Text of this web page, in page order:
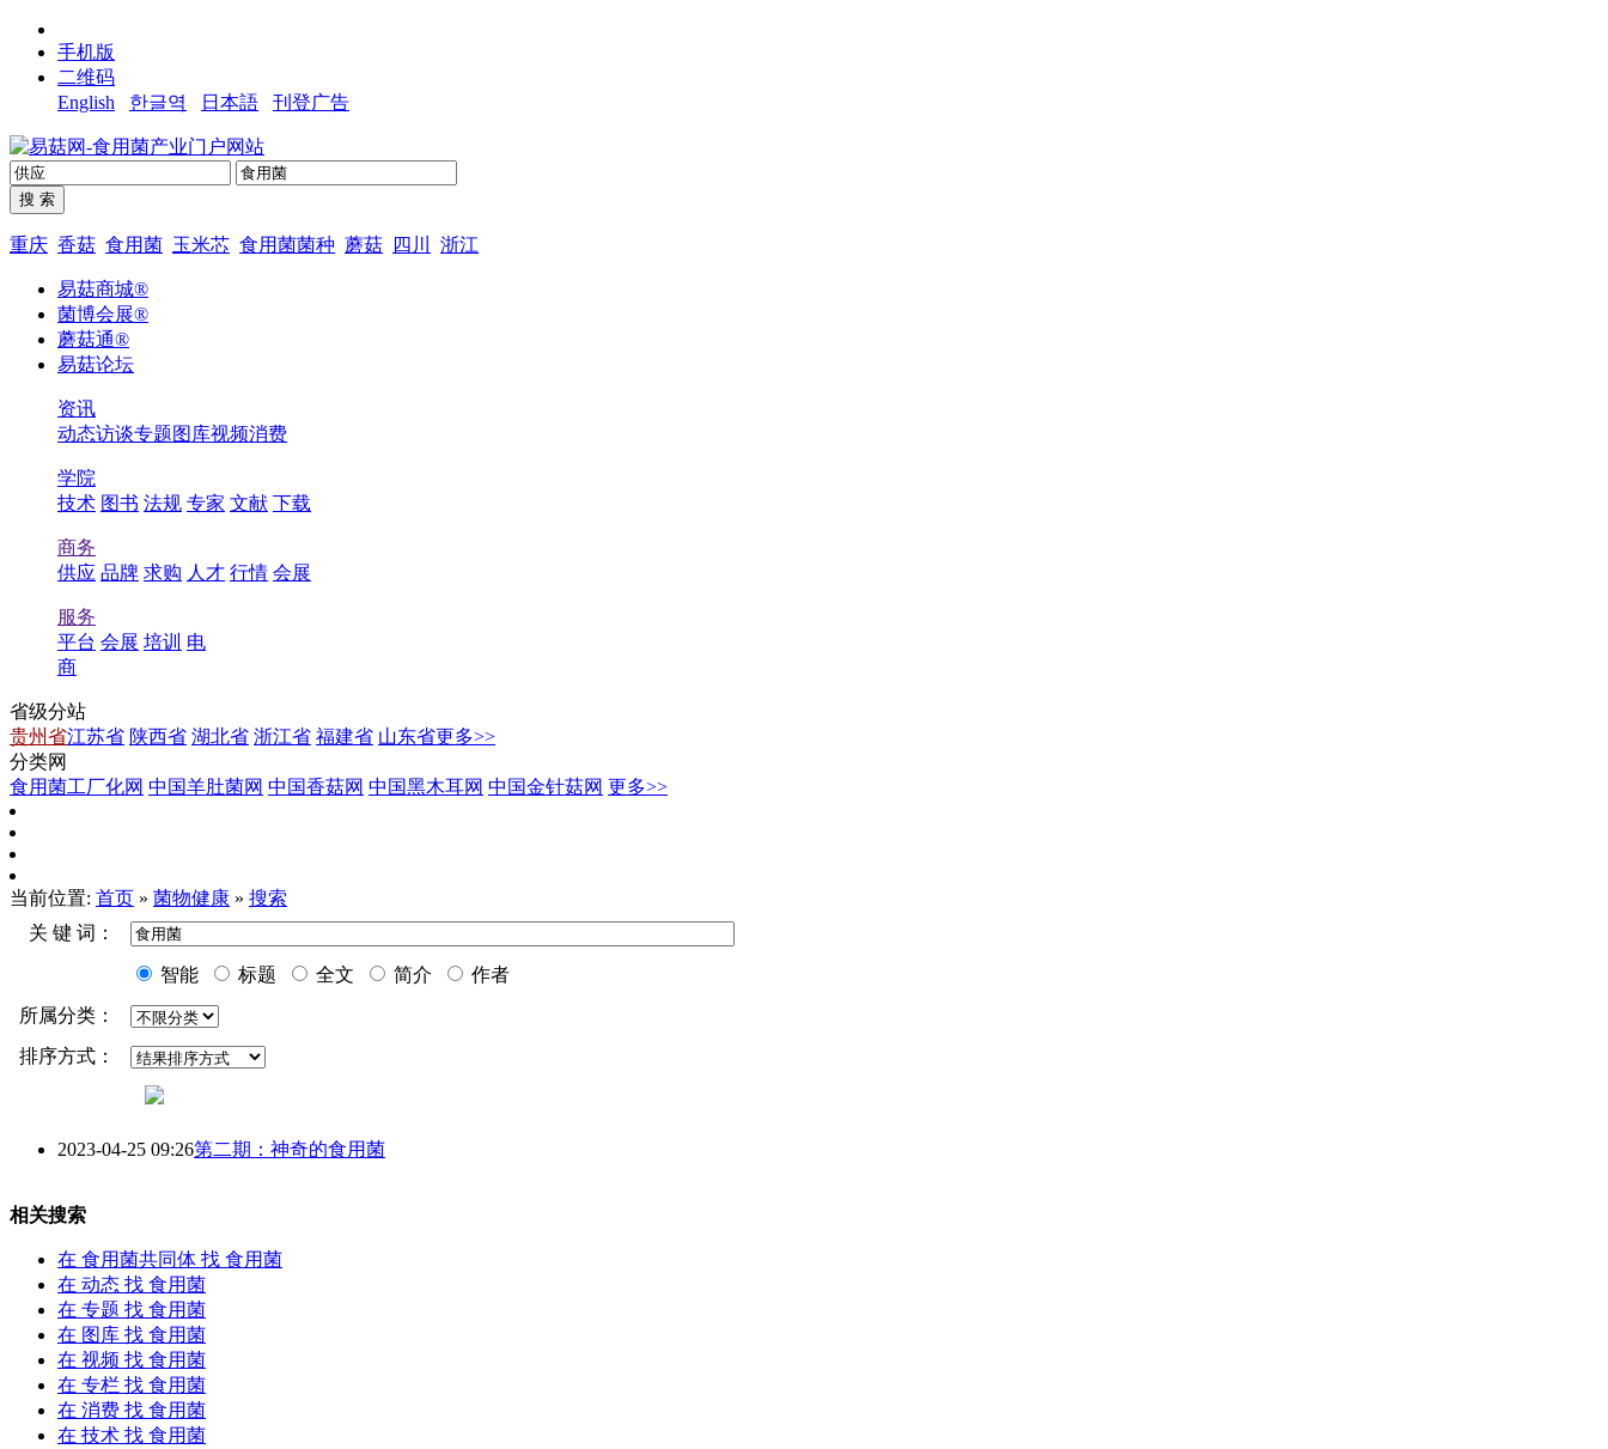
手机版
二维码
English
한글역 日本語 刊登广告
重庆 香菇 食用菌 玉米芯 食用菌菌种 蘑菇 四川 浙江
易菇商城®
菌博会展®
蘑菇通®
易菇论坛
资讯
动态访谈专题图库视频消费
学院
技术 图书 法规 专家 文献 下载
商务
供应 品牌 求购 人才 行情 会展
服务
平台 会展 培训 电
商
省级分站
贵州省江苏省 陕西省 湖北省 浙江省 福建省 山东省更多>>
分类网
食用菌工厂化网 中国羊肚菌网 中国香菇网 中国黑木耳网 中国金针菇网 更多>>
当前位置: 首页 » 菌物健康 » 搜索
关 键 词：
智能 标题 全文 简介
作者
所属分类：
排序方式：
2023-04-25 09:26第二期：神奇的食用菌
相关搜索
在 食用菌共同体 找 食用菌
在 动态 找 食用菌
在 专题 找 食用菌
在 图库 找 食用菌
在 视频 找 食用菌
在 专栏 找 食用菌
在 消费 找 食用菌
在 技术 找 食用菌